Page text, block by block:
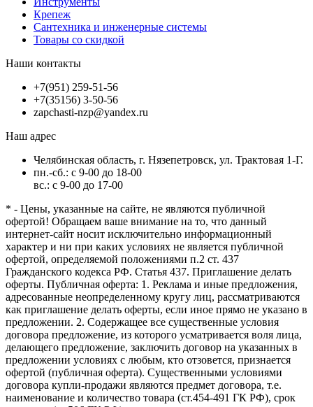
Крепеж
Сантехника и инженерные системы
Товары со скидкой
Наши контакты
+7(951) 259-51-56
+7(35156) 3-50-56
zapchasti-nzp@yandex.ru
Наш адрес
Челябинская область, г. Нязепетровск, ул. Трактовая 1-Г.
пн.-сб.: с 9-00 до 18-00
вс.: с 9-00 до 17-00
* - Цены, указанные на сайте, не являются публичной
офертой! Обращаем ваше внимание на то, что данный
интернет-сайт носит исключительно информационный
характер и ни при каких условиях не является публичной
офертой, определяемой положениями п.2 ст. 437
Гражданского кодекса РФ. Статья 437. Приглашение делать
оферты. Публичная оферта: 1. Реклама и иные предложения,
адресованные неопределенному кругу лиц, рассматриваются
как приглашение делать оферты, если иное прямо не указано в
предложении. 2. Содержащее все существенные условия
договора предложение, из которого усматривается воля лица,
делающего предложение, заключить договор на указанных в
предложении условиях с любым, кто отзовется, признается
офертой (публичная оферта). Существенными условиями
договора купли-продажи являются предмет договора, т.е.
наименование и количество товара (ст.454-491 ГК РФ), срок